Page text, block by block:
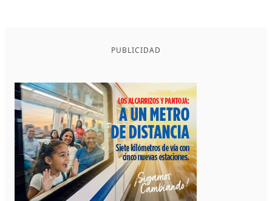
PUBLICIDAD